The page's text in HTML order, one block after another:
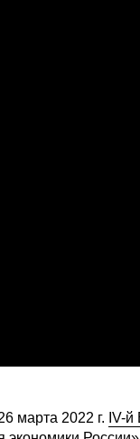
марта 2022 г. IV-й